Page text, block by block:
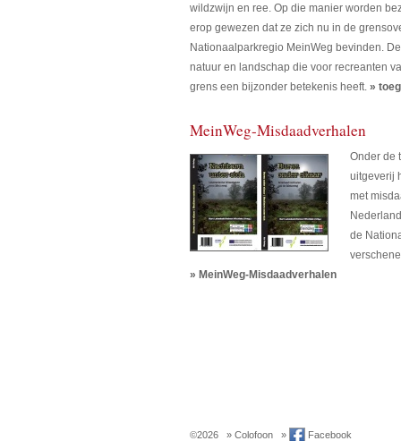
wildzwijn en ree. Op die manier worden
erop gewezen dat ze zich nu in de
Nationaalparkregio MeinWeg bevinden.
natuur en landschap die voor recreanten
grens een bijzonder betekenis heeft. »
MeinWeg-Misdaadverhalen
Onder de
uitgeverij
met
de
» MeinWeg-Misdaadverhalen
©2026 » Colofoon » Facebook